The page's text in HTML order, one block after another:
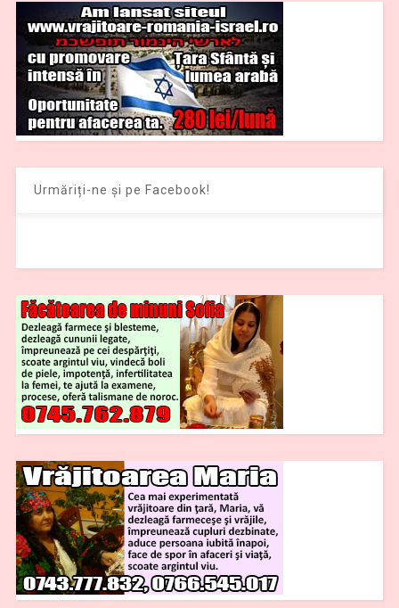
Urmăriți-ne și pe Facebook!